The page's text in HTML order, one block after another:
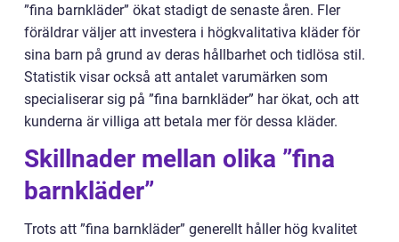
”fina barnkläder” ökat stadigt de senaste åren. Fler
föräldrar väljer att investera i högkvalitativa kläder för
sina barn på grund av deras hållbarhet och tidlösa stil.
Statistik visar också att antalet varumärken som
specialiserar sig på ”fina barnkläder” har ökat, och att
kunderna är villiga att betala mer för dessa kläder.
Skillnader mellan olika ”fina
barnkläder”
Trots att ”fina barnkläder” generellt håller hög kvalitet